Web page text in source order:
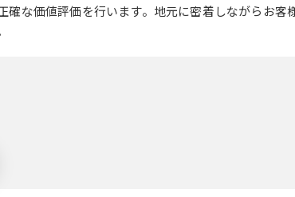
な価値評価を行います。地元に密着しながらお客